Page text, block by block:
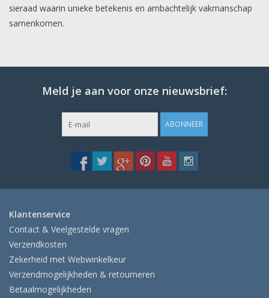
sieraad waarin unieke betekenis en ambachtelijk vakmanschap
samenkomen.
Meld je aan voor onze nieuwsbrief:
ABONNEER
Klantenservice
Contact & Veelgestelde vragen
Verzendkosten
Zekerheid met Webwinkelkeur
Verzendmogelijkheden & retourneren
Betaalmogelijkheden